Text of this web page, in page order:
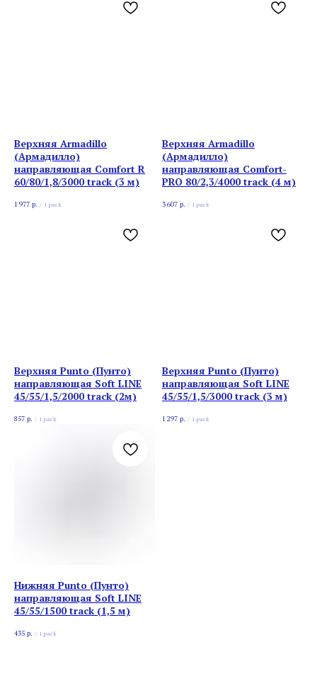
Верхняя Armadillo
(Армадилло)
направляющая Comfort R
60/80/1,8/3000 track (3 м)
1 977 р. / 1 pack
Верхняя Armadillo
(Армадилло)
направляющая Comfort-
PRO 80/2,3/4000 track (4 м)
3 607 р. / 1 pack
Верхняя Punto (Пунто)
направляющая Soft LINE
45/55/1,5/2000 track (2м)
857 р. / 1 pack
Верхняя Punto (Пунто)
направляющая Soft LINE
45/55/1,5/3000 track (3 м)
1 297 р. / 1 pack
Нижняя Punto (Пунто)
направляющая Soft LINE
45/55/1500 track (1,5 м)
435 р. / 1 pack